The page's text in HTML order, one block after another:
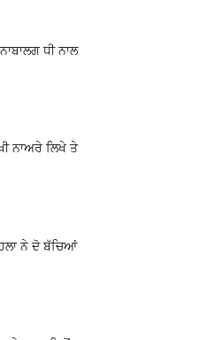
ਧੀ ਨਾਲ
ਨਾਅਰੇ ਲਿਖੇ ਤੇ
ਨੇ ਦੋ ਬੱਚਿਆਂ